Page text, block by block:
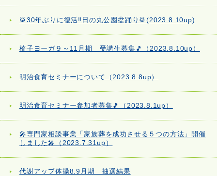
🥁30年ぶりに復活‼日の丸公園盆踊り🥁(2023.8.10up)
椅子ヨーガ９～11月期 受講生募集🎵（2023.8.10up）
明治食育セミナーについて（2023.8.8up）
明治食育セミナー参加者募集🎵（2023.8.1up）
🎤専門家相談事業「家族葬を成功させる５つの方法」開催
しました🎤（2023.7.31up）
代謝アップ体操8.9月期 抽選結果